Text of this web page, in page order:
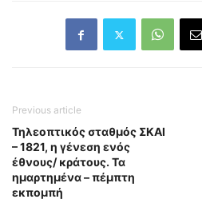
Previous article
Τηλεοπτικός σταθμός ΣΚΑΙ
– 1821, η γένεση ενός
έθνους/ κράτους. Τα
ημαρτημένα – πέμπτη
εκπομπή